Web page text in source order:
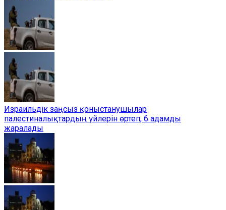
Израильдік заңсыз қоныстанушылар
палестиналықтардың үйлерін өртеп, 6 адамды
жаралады